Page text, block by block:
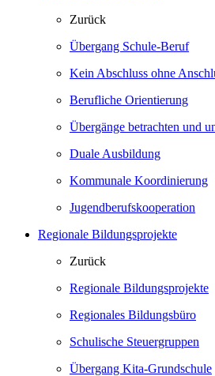
Zurück
Übergang Schule-Beruf
Kein Abschluss ohne
Berufliche Orientierung
Übergänge betrachten und
Duale Ausbildung
Kommunale Koordinierung
Jugendberufskooperation
Regionale Bildungsprojekte
Zurück
Regionale Bildungsprojekte
Regionales Bildungsbüro
Schulische Steuergruppen
Übergang Kita-Grundschule